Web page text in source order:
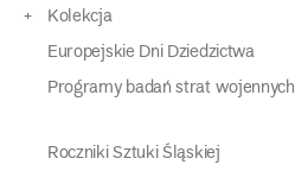
Kolekcja
Europejskie Dni Dziedzictwa
Programy badań strat wojennych
Roczniki Sztuki Śląskiej